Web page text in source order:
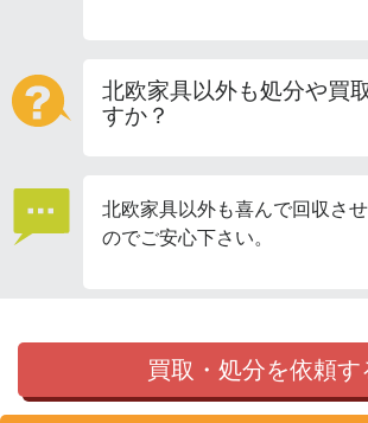
北欧家具以外も処分や買
すか？
北欧家具以外も喜んで回収さ
のでご安心下さい。
買取・処分を依頼す